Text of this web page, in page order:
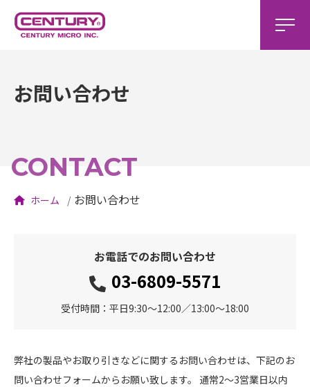
お問い合わせ
CONTACT
ホーム お問い合わせ
お電話でのお問い合わせ
03-6809-5571
受付時間：平日9:30〜12:00／13:00〜18:00
弊社の製品やお取り引きなどに関するお問い合わせは、下記のお
問い合わせフォームからお願い致します。
通常2～3営業日以内